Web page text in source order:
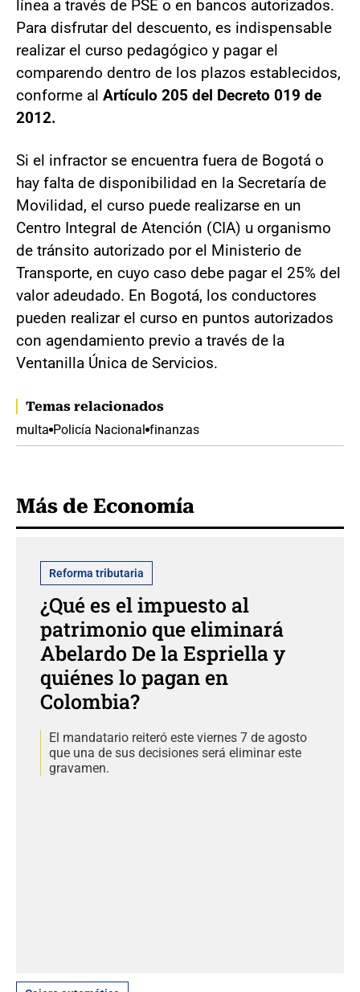
línea a través de PSE o en bancos autorizados.
Para disfrutar del descuento, es indispensable
realizar el curso pedagógico y pagar el
comparendo dentro de los plazos establecidos,
conforme al Artículo 205 del Decreto 019 de
2012.
Si el infractor se encuentra fuera de Bogotá o
hay falta de disponibilidad en la Secretaría de
Movilidad, el curso puede realizarse en un
Centro Integral de Atención (CIA) u organismo
de tránsito autorizado por el Ministerio de
Transporte, en cuyo caso debe pagar el 25% del
valor adeudado. En Bogotá, los conductores
pueden realizar el curso en puntos autorizados
con agendamiento previo a través de la
Ventanilla Única de Servicios.
Temas relacionados
multa Policía Nacional finanzas
Más de Economía
Reforma tributaria
¿Qué es el impuesto al
patrimonio que eliminará
Abelardo De la Espriella y
quiénes lo pagan en
Colombia?
El mandatario reiteró este viernes 7 de agosto
que una de sus decisiones será eliminar este
gravamen.